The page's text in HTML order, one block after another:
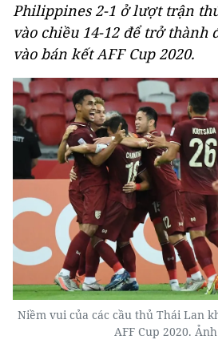
Philippines 2-1 ở lượt trận
vào chiều 14-12 để trở thành
vào bán kết AFF Cup 2020.
Niềm vui của các cầu thủ Thái Lan
AFF Cup 2020.